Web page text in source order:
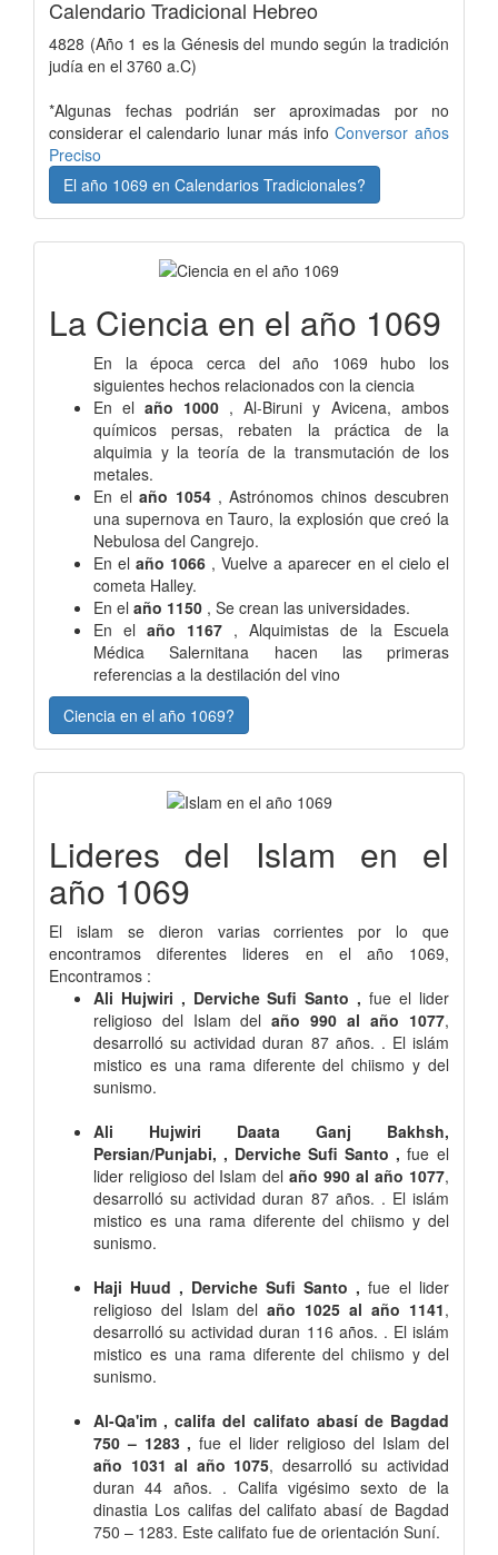
Calendario Tradicional Hebreo
4828 (Año 1 es la Génesis del mundo según la tradición
judía en el 3760 a.C)
*Algunas fechas podrián ser aproximadas por no
considerar el calendario lunar más info Conversor años
Preciso
El año 1069 en Calendarios Tradicionales?
La Ciencia en el año 1069
En la época cerca del año 1069 hubo los
siguientes hechos relacionados con la ciencia
En el año 1000 , Al-Biruni y Avicena, ambos
químicos persas, rebaten la práctica de la
alquimia y la teoría de la transmutación de los
metales.
En el año 1054 , Astrónomos chinos descubren
una supernova en Tauro, la explosión que creó la
Nebulosa del Cangrejo.
En el año 1066 , Vuelve a aparecer en el cielo el
cometa Halley.
En el año 1150 , Se crean las universidades.
En el año 1167 , Alquimistas de la Escuela
Médica Salernitana hacen las primeras
referencias a la destilación del vino
Ciencia en el año 1069?
Lideres del Islam en el
año 1069
El islam se dieron varias corrientes por lo que
encontramos diferentes lideres en el año 1069,
Encontramos :
Ali Hujwiri , Derviche Sufi Santo , fue el lider
religioso del Islam del año 990 al año 1077,
desarrolló su actividad duran 87 años. . El islám
mistico es una rama diferente del chiismo y del
sunismo.
Ali Hujwiri Daata Ganj Bakhsh,
Persian/Punjabi, , Derviche Sufi Santo , fue el
lider religioso del Islam del año 990 al año 1077,
desarrolló su actividad duran 87 años. . El islám
mistico es una rama diferente del chiismo y del
sunismo.
Haji Huud , Derviche Sufi Santo , fue el lider
religioso del Islam del año 1025 al año 1141,
desarrolló su actividad duran 116 años. . El islám
mistico es una rama diferente del chiismo y del
sunismo.
Al-Qa'im , califa del califato abasí de Bagdad
750 – 1283 , fue el lider religioso del Islam del
año 1031 al año 1075, desarrolló su actividad
duran 44 años. . Califa vigésimo sexto de la
dinastia Los califas del califato abasí de Bagdad
750 – 1283. Este califato fue de orientación Suní.